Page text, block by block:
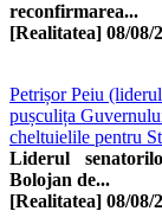
reconfirmarea...
[Realitatea] 08/08/
Petrișor Peiu
pușculița
cheltuielile pentru
Liderul
Bolojan de...
[Realitatea] 08/08/